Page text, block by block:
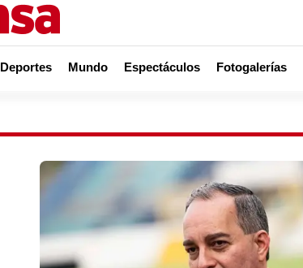
Deportes Mundo Espectáculos Fotogalerías